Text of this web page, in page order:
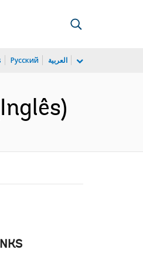
Русский العربية